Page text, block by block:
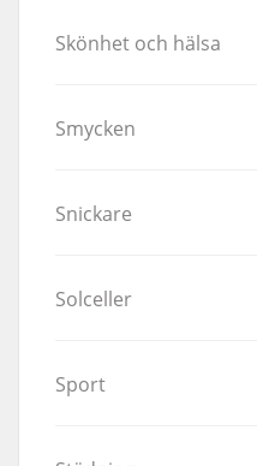
Skönhet och hälsa
Smycken
Snickare
Solceller
Sport